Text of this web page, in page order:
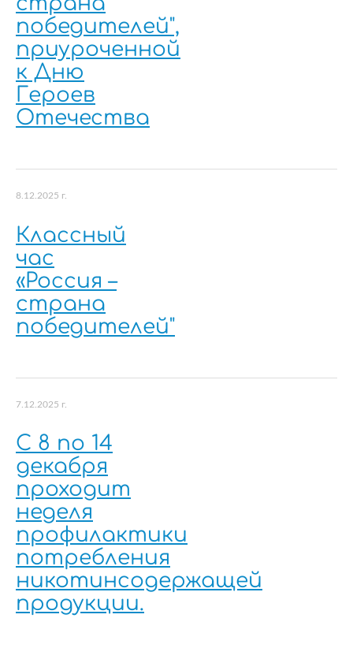
победителей",
приуроченной
к Дню
Героев
Отечества
8.12.2025 г.
Классный
час
«Россия –
страна
победителей"
7.12.2025 г.
С 8 по 14
декабря
проходит
неделя
профилактики
потребления
никотинсодержащей
продукции.